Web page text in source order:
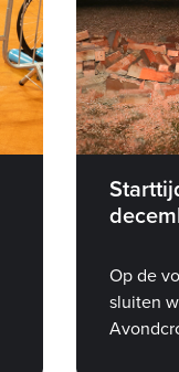
Op de
sluiten